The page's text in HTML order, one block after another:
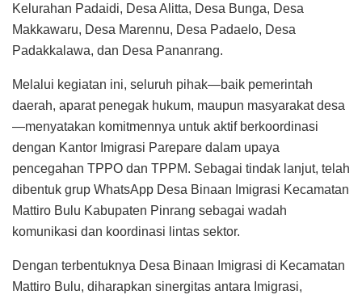
Kelurahan Padaidi, Desa Alitta, Desa Bunga, Desa
Makkawaru, Desa Marennu, Desa Padaelo, Desa
Padakkalawa, dan Desa Pananrang.
Melalui kegiatan ini, seluruh pihak—baik pemerintah
daerah, aparat penegak hukum, maupun masyarakat desa
—menyatakan komitmennya untuk aktif berkoordinasi
dengan Kantor Imigrasi Parepare dalam upaya
pencegahan TPPO dan TPPM. Sebagai tindak lanjut, telah
dibentuk grup WhatsApp Desa Binaan Imigrasi Kecamatan
Mattiro Bulu Kabupaten Pinrang sebagai wadah
komunikasi dan koordinasi lintas sektor.
Dengan terbentuknya Desa Binaan Imigrasi di Kecamatan
Mattiro Bulu, diharapkan sinergitas antara Imigrasi,